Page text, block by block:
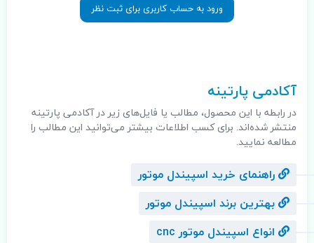
ورود به حساب کاربری برای ثبت نظر
آکادمی پارتینه
در رابطه با این محصول، مطالب یا فایل‌های زیر در آکادمی پارتینه
منتشر شده‌اند. برای کسب اطلاعات بیشتر می‌توانید این مطالب را
مطالعه نمایید.
راهنمای خرید اسپیندل موتور
بهترین برند اسپیندل موتور
انواع اسپیندل موتور cnc